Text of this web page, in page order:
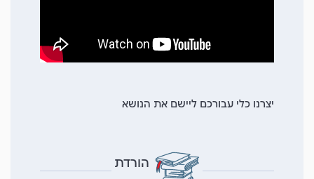
יצרנו כלי עבורכם ליישם את הנושא
הורדת